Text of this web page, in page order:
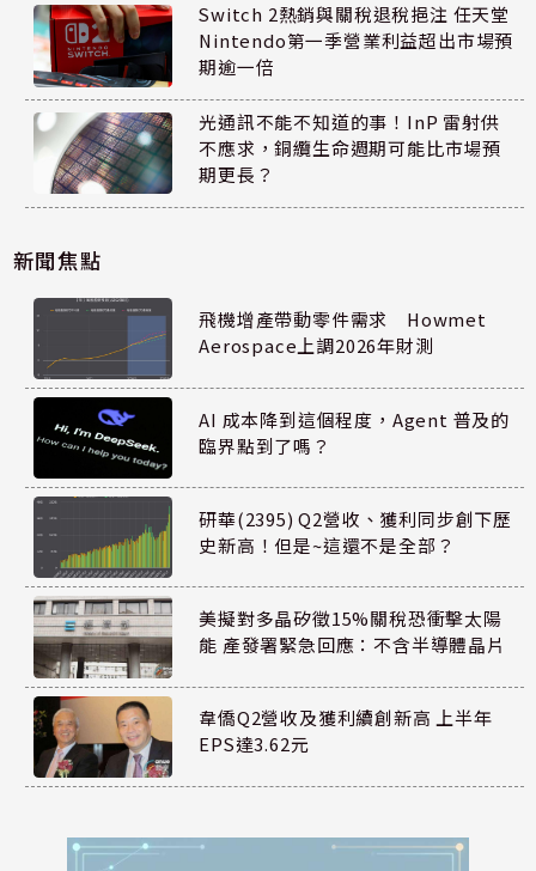
Switch 2熱銷與關稅退稅挹注 任天堂
Nintendo第一季營業利益超出市場預
期逾一倍
光通訊不能不知道的事！InP 雷射供
不應求，銅纜生命週期可能比市場預
期更長？
新聞焦點
飛機增產帶動零件需求 Howmet
Aerospace上調2026年財測
AI 成本降到這個程度，Agent 普及的
臨界點到了嗎？
研華(2395) Q2營收、獲利同步創下歷
史新高！但是~這還不是全部？
美擬對多晶矽徵15%關稅恐衝擊太陽
能 產發署緊急回應：不含半導體晶片
韋僑Q2營收及獲利續創新高 上半年
EPS達3.62元